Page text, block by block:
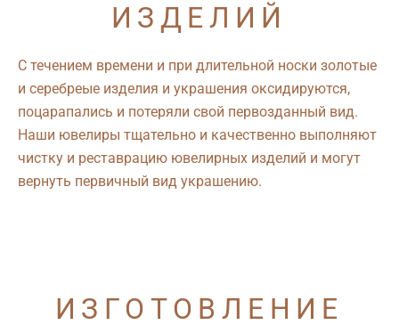
ИЗГОТОВЛЕНИЕ
ИЗДЕЛИЙ
С течением времени и при длительной носки золотые
и серебреые изделия и украшения оксидируются,
поцарапались и потеряли свой первозданный вид.
Наши ювелиры тщательно и качественно выполняют
чистку и реставрацию ювелирных изделий и могут
вернуть первичный вид украшению.